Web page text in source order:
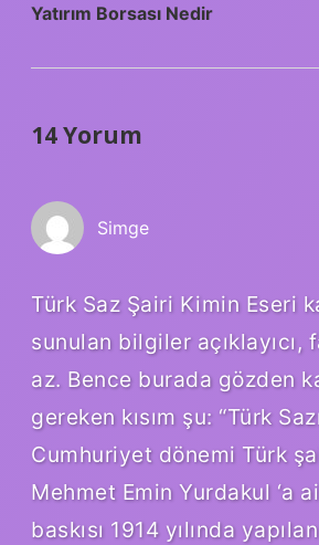
Yatırım Borsası Nedir
14 Yorum
Simge
Türk Saz Şairi Kimin Eseri
sunulan bilgiler
az. Bence burada gözden
gereken kısım şu: “Türk
Cumhuriyet dönemi Türk
Mehmet Emin Yurdakul ‘a
baskısı 1914 yılında